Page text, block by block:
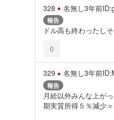
328 名無し3年前
報告
ドル高も終わったし
0
329 名無し3年前
報告
月給以外みんな上が
期実質所得５％減少